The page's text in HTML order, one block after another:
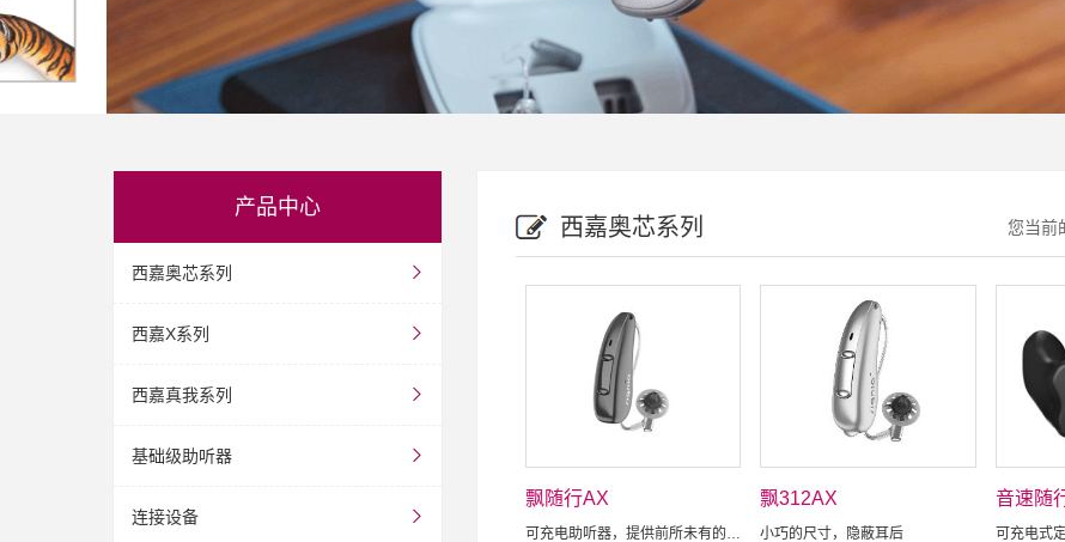
产品中心
西嘉奥芯系列
西嘉X系列
西嘉真我系列
基础级助听器
连接设备
西嘉奥芯系列 您当前
飘随行AX
可充电助听器，提供前所未有的聆听体验，超越以往的听力解决方案
飘312AX
小巧的尺寸，隐蔽耳后
音速随
可充电式